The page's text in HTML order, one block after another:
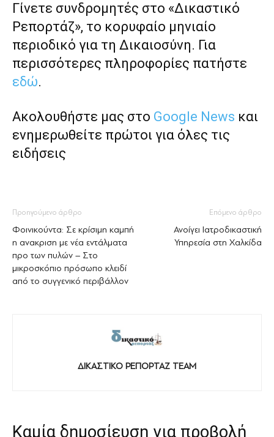
Γίνετε συνδρομητές στο «Δικαστικό
Ρεπορτάζ», το κορυφαίο μηνιαίο
περιοδικό για τη Δικαιοσύνη. Για
περισσότερες πληροφορίες πατήστε
εδώ.
Ακολουθήστε μας στο Google News και
ενημερωθείτε πρώτοι για όλες τις
ειδήσεις
Προηγούμενο άρθρο
Φοινικούντα: Σε κρίσιμη καμπή
η ανακριση με νέα εντάλματα
προ των πυλών – Στο
μικροσκόπιο πρόσωπο κλειδί
από το συγγενικό περιβάλλον
Επόμενο άρθρο
Ανοίγει Ιατροδικαστική
Υπηρεσία στη Χαλκίδα
ΔΙΚΑΣΤΙΚΟ ΡΕΠΟΡΤΑΖ TEAM
Καμία δημοσίευση για προβολή